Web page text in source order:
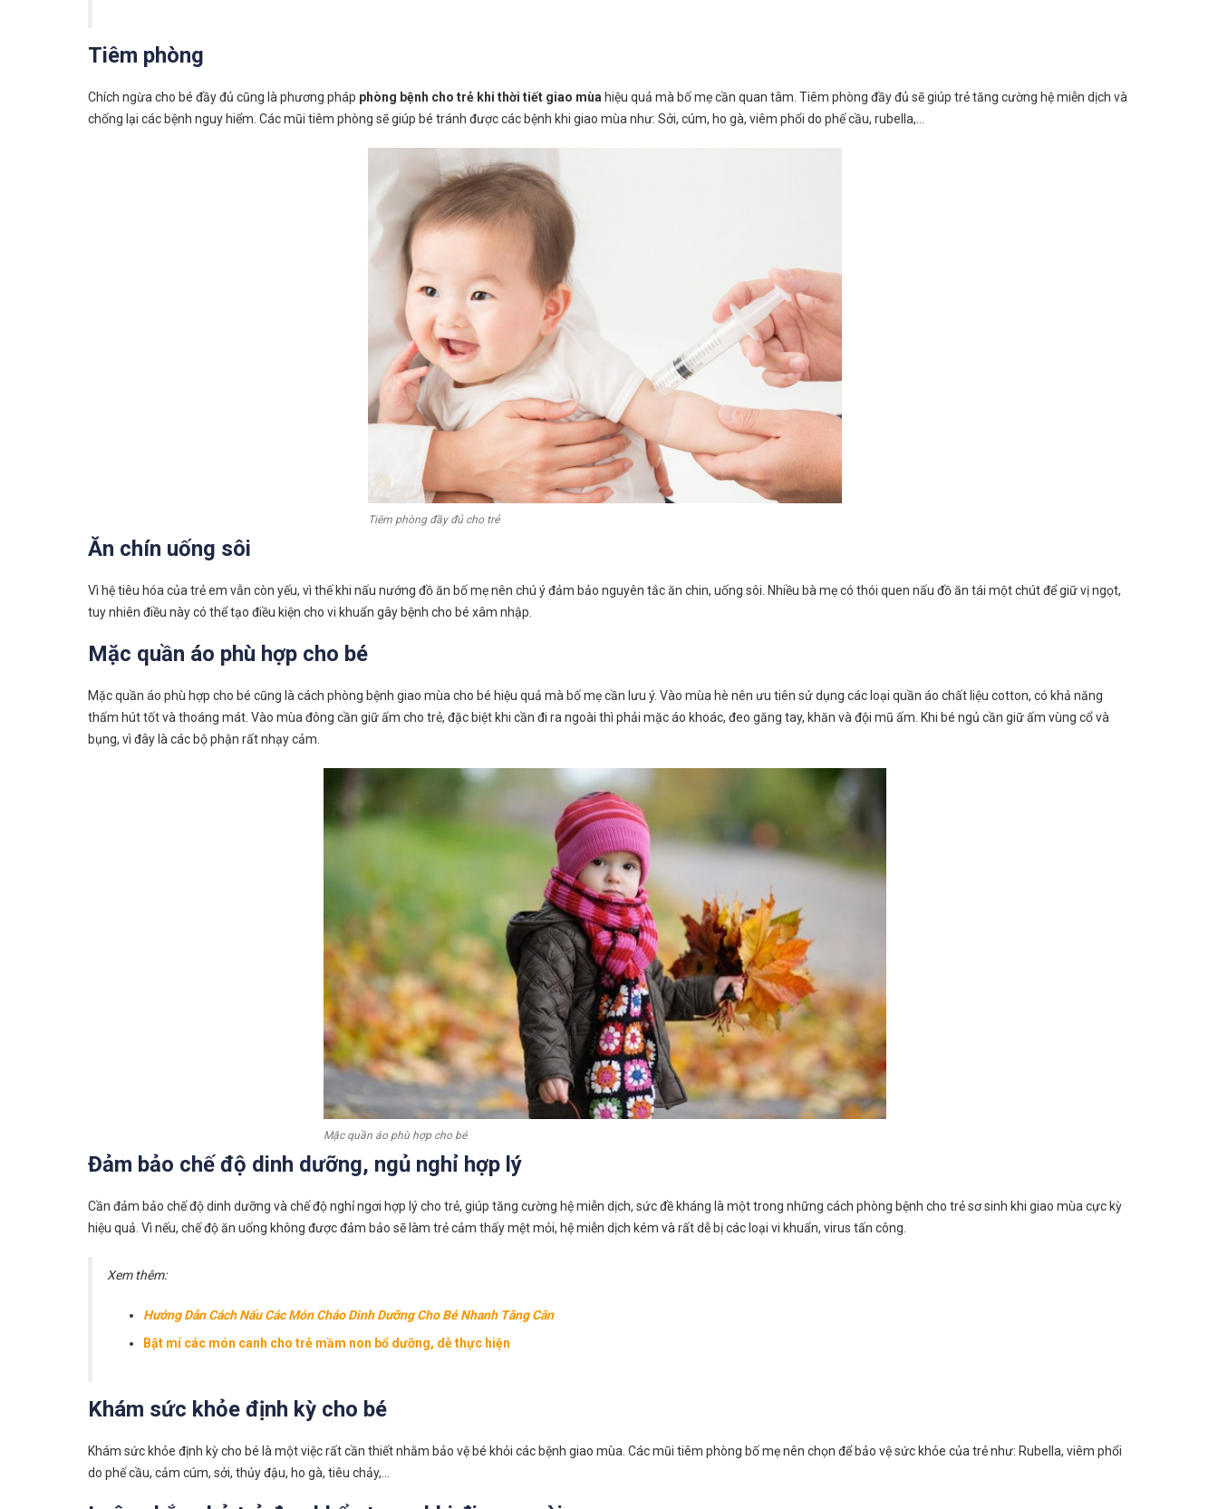
Tiêm phòng
Chích ngừa cho bé đầy đủ cũng là phương pháp phòng bệnh cho trẻ khi thời tiết giao mùa hiệu quả mà bố mẹ cần quan tâm. Tiêm phòng đầy đủ sẽ giúp trẻ tăng cường hệ miễn dịch và
chống lại các bệnh nguy hiểm. Các mũi tiêm phòng sẽ giúp bé tránh được các bệnh khi giao mùa như: Sởi, cúm, ho gà, viêm phổi do phế cầu, rubella,…
Tiêm phòng đầy đủ cho trẻ
Ăn chín uống sôi
Vì hệ tiêu hóa của trẻ em vẫn còn yếu, vì thế khi nấu nướng đồ ăn bố mẹ nên chú ý đảm bảo nguyên tắc ăn chin, uống sôi. Nhiều bà mẹ có thói quen nấu đồ ăn tái một chút để giữ vị ngọt,
tuy nhiên điều này có thể tạo điều kiện cho vi khuẩn gây bệnh cho bé xâm nhập.
Mặc quần áo phù hợp cho bé
Mặc quần áo phù hợp cho bé cũng là cách phòng bệnh giao mùa cho bé hiệu quả mà bố mẹ cần lưu ý. Vào mùa hè nên ưu tiên sử dụng các loại quần áo chất liệu cotton, có khả năng
thấm hút tốt và thoáng mát. Vào mùa đông cần giữ ấm cho trẻ, đặc biệt khi cần đi ra ngoài thì phải mặc áo khoác, đeo găng tay, khăn và đội mũ ấm. Khi bé ngủ cần giữ ấm vùng cổ và
bụng, vì đây là các bộ phận rất nhạy cảm.
Mặc quần áo phù hợp cho bé
Đảm bảo chế độ dinh dưỡng, ngủ nghỉ hợp lý
Cần đảm bảo chế độ dinh dưỡng và chế độ nghỉ ngơi hợp lý cho trẻ, giúp tăng cường hệ miễn dịch, sức đề kháng là một trong những cách phòng bệnh cho trẻ sơ sinh khi giao mùa cực kỳ
hiệu quả. Vì nếu, chế độ ăn uống không được đảm bảo sẽ làm trẻ cảm thấy mệt mỏi, hệ miễn dịch kém và rất dễ bị các loại vi khuẩn, virus tấn công.
Xem thêm:
Hướng Dẫn Cách Nấu Các Món Cháo Dinh Dưỡng Cho Bé Nhanh Tăng Cân
Bật mí các món canh cho trẻ mầm non bổ dưỡng, dễ thực hiện
Khám sức khỏe định kỳ cho bé
Khám sức khỏe định kỳ cho bé là một việc rất cần thiết nhằm bảo vệ bé khỏi các bệnh giao mùa. Các mũi tiêm phòng bố mẹ nên chọn để bảo vệ sức khỏe của trẻ như: Rubella, viêm phổi
do phế cầu, cảm cúm, sởi, thủy đậu, ho gà, tiêu chảy,…